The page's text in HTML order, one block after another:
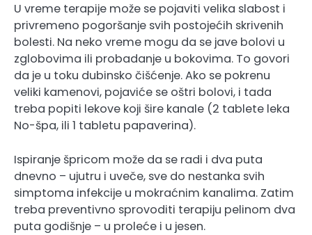
U vreme terapije može se pojaviti velika slabost i
privremeno pogoršanje svih postojećih skrivenih
bolesti. Na neko vreme mogu da se jave bolovi u
zglobovima ili probadanje u bokovima. To govori
da je u toku dubinsko čišćenje. Ako se pokrenu
veliki kamenovi, pojaviće se oštri bolovi, i tada
treba popiti lekove koji šire kanale (2 tablete leka
No-špa, ili 1 tabletu papaverina).
Ispiranje špricom može da se radi i dva puta
dnevno – ujutru i uveče, sve do nestanka svih
simptoma infekcije u mokraćnim kanalima. Zatim
treba preventivno sprovoditi terapiju pelinom dva
puta godišnje – u proleće i u jesen.